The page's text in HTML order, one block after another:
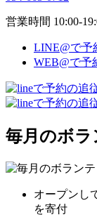
営業時間 10:00-
LINE@で予
WEB@で予
毎月のボラ
オープンし
を寄付